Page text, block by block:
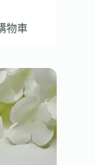
物車